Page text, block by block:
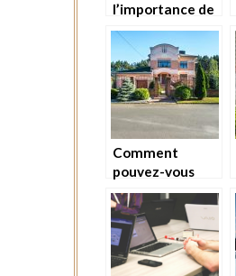
l’importance de
contacter un
syndic de
copropriété
Comment
pouvez-vous
acheter une
maison en
Floride?